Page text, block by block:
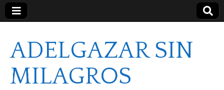
ADELGAZAR SIN
MILAGROS